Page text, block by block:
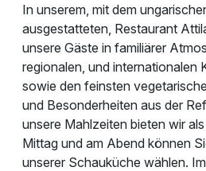
In unserem, mit dem
ausgestatteten, Restaurant
unsere Gäste in familiärer
regionalen, und internationalen
sowie den feinsten
und Besonderheiten aus der
unsere Mahlzeiten bieten wir
Mittag und am Abend können
unserer Schauküche wählen.